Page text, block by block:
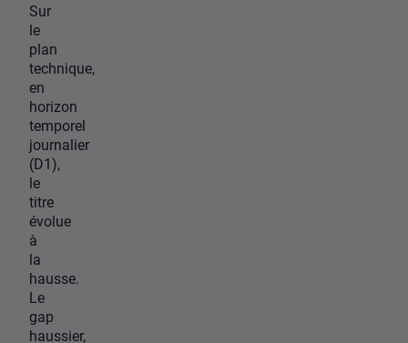
Sur
le
plan
technique,
en
horizon
temporel
journalier
(D1),
le
titre
évolue
à
la
hausse.
Le
gap
haussier,